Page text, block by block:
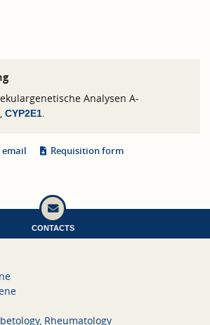
Analysen A-
CYP2E1.
email
Requisition form
CONTACTS
Rheumatology